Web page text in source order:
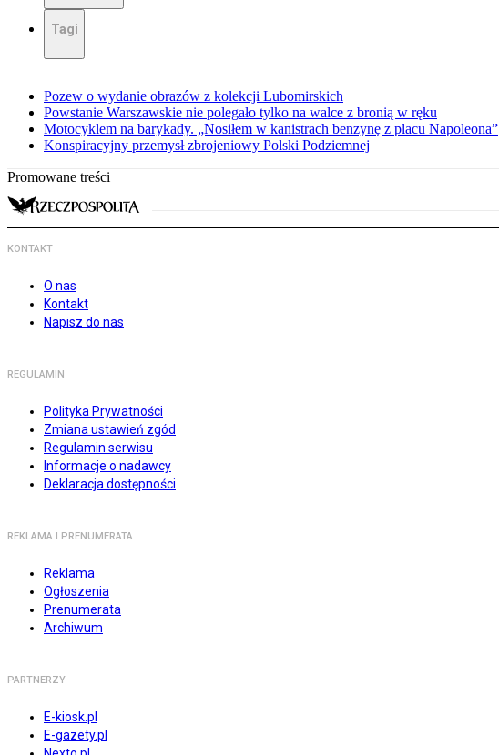
Tagi
Pozew o wydanie obrazów z kolekcji Lubomirskich
Powstanie Warszawskie nie polegało tylko na walce z bronią w ręku
Motocyklem na barykady. „Nosiłem w kanistrach benzynę z placu Napoleona”
Konspiracyjny przemysł zbrojeniowy Polski Podziemnej
Promowane treści
KONTAKT
O nas
Kontakt
Napisz do nas
REGULAMIN
Polityka Prywatności
Zmiana ustawień zgód
Regulamin serwisu
Informacje o nadawcy
Deklaracja dostępności
REKLAMA I PRENUMERATA
Reklama
Ogłoszenia
Prenumerata
Archiwum
PARTNERZY
E-kiosk.pl
E-gazety.pl